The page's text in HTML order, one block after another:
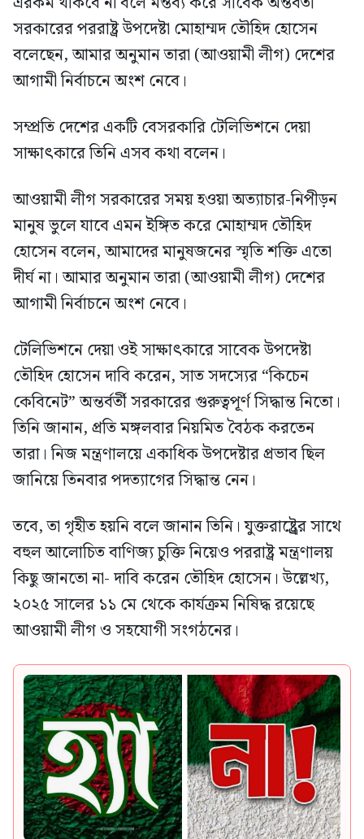
সরকারের পররাষ্ট্র উপদেষ্টা মোহাম্মদ তৌহিদ হোসেন
বলেছেন, আমার অনুমান তারা (আওয়ামী লীগ) দেশের
আগামী নির্বাচনে অংশ নেবে।
সম্প্রতি দেশের একটি বেসরকারি টেলিভিশনে দেয়া
সাক্ষাৎকারে তিনি এসব কথা বলেন।
আওয়ামী লীগ সরকারের সময় হওয়া অত্যাচার-নিপীড়ন
মানুষ ভুলে যাবে এমন ইঙ্গিত করে মোহাম্মদ তৌহিদ
হোসেন বলেন, আমাদের মানুষজনের স্মৃতি শক্তি এতো
দীর্ঘ না। আমার অনুমান তারা (আওয়ামী লীগ) দেশের
আগামী নির্বাচনে অংশ নেবে।
টেলিভিশনে দেয়া ওই সাক্ষাৎকারে সাবেক উপদেষ্টা
তৌহিদ হোসেন দাবি করেন, সাত সদস্যের “কিচেন
কেবিনেট” অন্তর্বর্তী সরকারের গুরুত্বপূর্ণ সিদ্ধান্ত নিতো।
তিনি জানান, প্রতি মঙ্গলবার নিয়মিত বৈঠক করতেন
তারা। নিজ মন্ত্রণালয়ে একাধিক উপদেষ্টার প্রভাব ছিল
জানিয়ে তিনবার পদত্যাগের সিদ্ধান্ত নেন।
তবে, তা গৃহীত হয়নি বলে জানান তিনি। যুক্তরাষ্ট্র্রের সাথে
বহুল আলোচিত বাণিজ্য চুক্তি নিয়েও পররাষ্ট্র মন্ত্রণালয়
কিছু জানতো না- দাবি করেন তৌহিদ হোসেন। উল্লেখ্য,
২০২৫ সালের ১১ মে থেকে কার্যক্রম নিষিদ্ধ রয়েছে
আওয়ামী লীগ ও সহযোগী সংগঠনের।